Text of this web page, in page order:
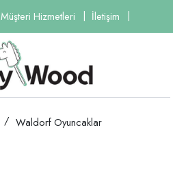
Müşteri Hizmetleri İletişim
Waldorf Oyuncaklar